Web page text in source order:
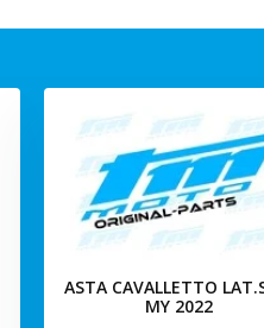
ASTA CAVALLETTO
MY 2022